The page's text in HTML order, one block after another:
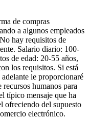
de compras
a algunos empleados
hay requisitos de
Salario diario: 100-
de edad: 20-55 años,
los requisitos. Si está
le proporcionaré
humanos para
típico mensaje que ha
ofreciendo del supuesto
electrónico.